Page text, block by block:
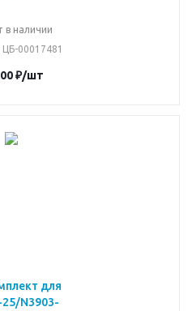
в наличии
ЦБ-00017481
₽/шт
для
25/N3903-